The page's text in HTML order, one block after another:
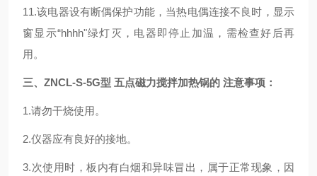
11.该电器设有断偶保护功能，当热电偶连接不良时，显示
窗显示“hhhh"绿灯灭，电器即停止加温，需检查好后再
用。
三、ZNCL-S-5G型 五点磁力搅拌加热锅的 注意事项 ：
1.请勿干烧使用。
2.仪器应有良好的接地。
3.次使用时，板内有白烟和异味冒出，属于正常现象，因